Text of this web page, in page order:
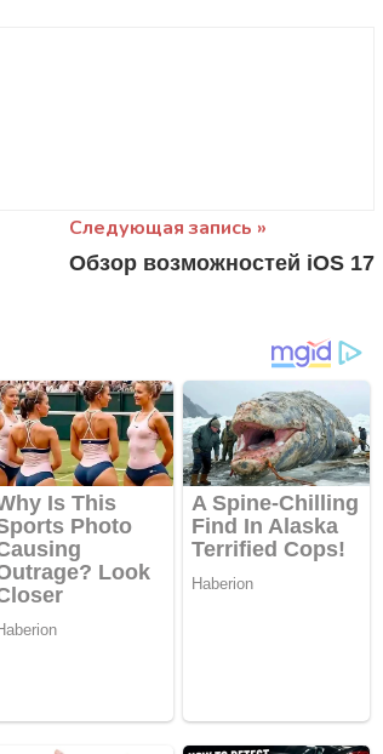
Следующая запись
Обзор возможностей iOS 17